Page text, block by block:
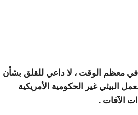
في معظم الوقت ، لا داعي للقلق بشأن
البيئي غير الحكومية الأمريكية